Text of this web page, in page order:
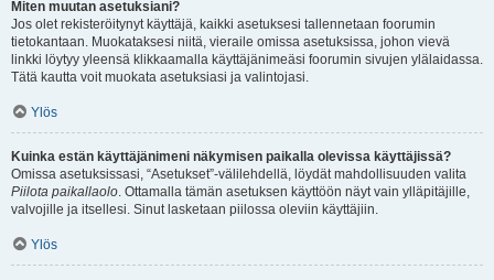
Miten muutan asetuksiani?
Jos olet rekisteröitynyt käyttäjä, kaikki asetuksesi tallennetaan foorumin
tietokantaan. Muokataksesi niitä, vieraile omissa asetuksissa, johon vievä
linkki löytyy yleensä klikkaamalla käyttäjänimeäsi foorumin sivujen ylälaidassa.
Tätä kautta voit muokata asetuksiasi ja valintojasi.
Ylös
Kuinka estän käyttäjänimeni näkymisen paikalla olevissa käyttäjissä?
Omissa asetuksissasi, “Asetukset”-välilehdellä, löydät mahdollisuuden valita
Piilota paikallaolo. Ottamalla tämän asetuksen käyttöön näyt vain ylläpitäjille,
valvojille ja itsellesi. Sinut lasketaan piilossa oleviin käyttäjiin.
Ylös